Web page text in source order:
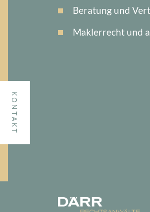
Beratung und
Maklerrecht und
KONTAKT